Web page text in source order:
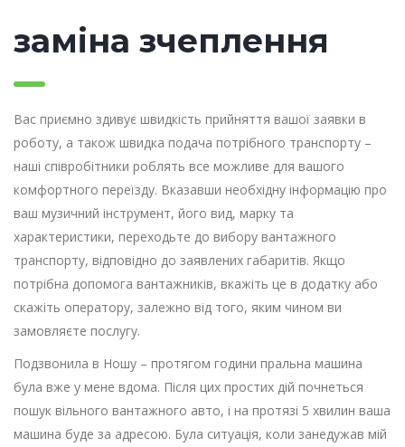
заміна зчеплення
Вас приємно здивує швидкість прийняття вашої заявки в
роботу, а також швидка подача потрібного транспорту –
наші співробітники роблять все можливе для вашого
комфортного переїзду. Вказавши необхідну інформацію про
ваш музичний інструмент, його вид, марку та
характеристики, переходьте до вибору вантажного
транспорту, відповідно до заявлених габаритів. Якщо
потрібна допомога вантажників, вкажіть це в додатку або
скажіть оператору, залежно від того, яким чином ви
замовляєте послугу.
Подзвонила в Ношу – протягом години пральна машина
була вже у мене вдома. Після цих простих дій почнеться
пошук вільного вантажного авто, і на протязі 5 хвилин ваша
машина буде за адресою. Була ситуація, коли занедужав мій